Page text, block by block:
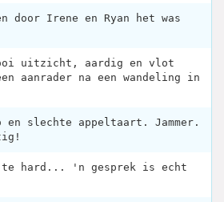
door Irene en Ryan het was
uitzicht, aardig en vlot
aanrader na een wandeling in
en slechte appeltaart. Jammer.
te hard... 'n gesprek is echt